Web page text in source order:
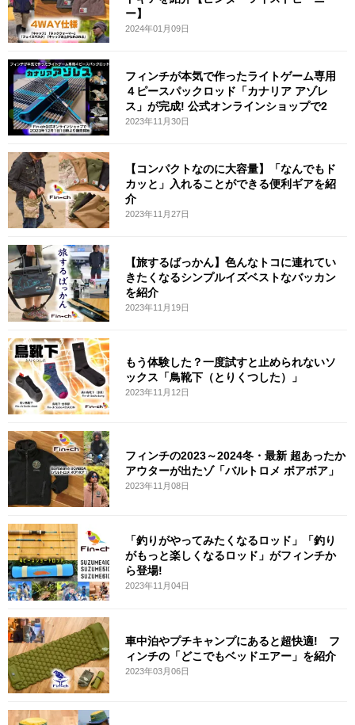
ー】
2024年01月09日
フィンチが本気で作ったライトゲーム専用
４ピースパックロッド「カナリア アゾレ
ス」が完成! 公式オンラインショップで2
2023年11月30日
【コンパクトなのに大容量】「なんでもド
カッと」入れることができる便利ギアを紹
介
2023年11月27日
【旅するばっかん】色んなトコに連れてい
きたくなるシンプルイズベストなバッカン
を紹介
2023年11月19日
もう体験した？一度試すと止められないソ
ックス「鳥靴下（とりくつした）」
2023年11月12日
フィンチの2023～2024冬・最新 超あったか
アウターが出たゾ「バルトロメ ボアボア」
2023年11月08日
「釣りがやってみたくなるロッド」「釣り
がもっと楽しくなるロッド」がフィンチか
ら登場!
2023年11月04日
車中泊やプチキャンプにあると超快適! フ
ィンチの「どこでもベッドエアー」を紹介
2023年03月06日